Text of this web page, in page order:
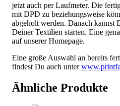
jetzt auch per Laufmeter. Die
mit DPD zu beziehungsweise
abgeholt werden. Danach kannst
Deiner Textilien starten. Eine
auf unserer Homepage.
Eine große Auswahl an bereits
findest Du auch unter
Ähnliche Produkte